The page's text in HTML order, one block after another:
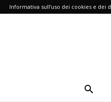
Informativa sull’uso dei cookies e dei